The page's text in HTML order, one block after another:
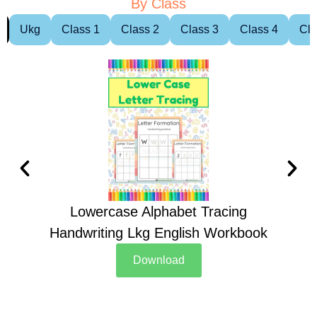
By Class
Ukg Class 1 Class 2 Class 3 Class 4
Lowercase Alphabet Tracing
Handwriting Lkg English Workbook
Download